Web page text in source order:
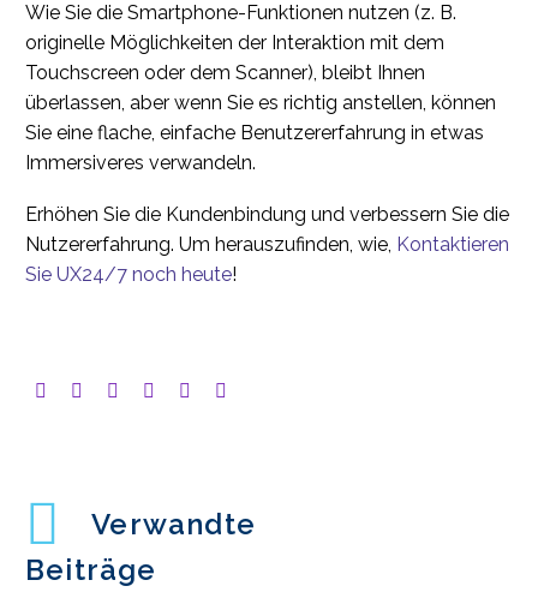
Wie Sie die Smartphone-Funktionen nutzen (z. B.
originelle Möglichkeiten der Interaktion mit dem
Touchscreen oder dem Scanner), bleibt Ihnen
überlassen, aber wenn Sie es richtig anstellen, können
Sie eine flache, einfache Benutzererfahrung in etwas
Immersiveres verwandeln.
Erhöhen Sie die Kundenbindung und verbessern Sie die
Nutzererfahrung. Um herauszufinden, wie, Kontaktieren
Sie UX24/7 noch heute!
Verwandte
Beiträge